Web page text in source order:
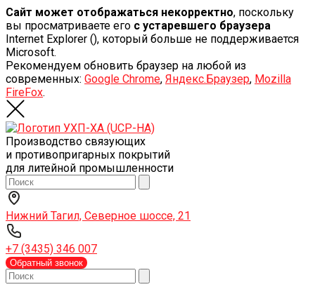
Сайт может отображаться некорректно, поскольку
вы просматриваете его с устаревшего браузера
Internet Explorer (), который больше не поддерживается
Microsoft.
Рекомендуем обновить браузер на любой из
современных: Google Chrome, Яндекс.Браузер, Mozilla
FireFox.
Производство связующих
и противопригарных покрытий
для литейной промышленности
Нижний Тагил, Северное шоссе, 21
+7 (3435) 346 007
Обратный звонок